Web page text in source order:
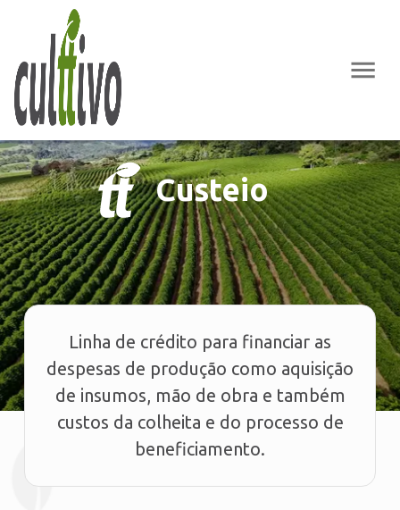
Custeio
Linha de crédito para financiar as
despesas de produção como aquisição
de insumos, mão de obra e também
custos da colheita e do processo de
beneficiamento.